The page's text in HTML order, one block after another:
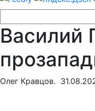
Василий
Олег Кравцов.